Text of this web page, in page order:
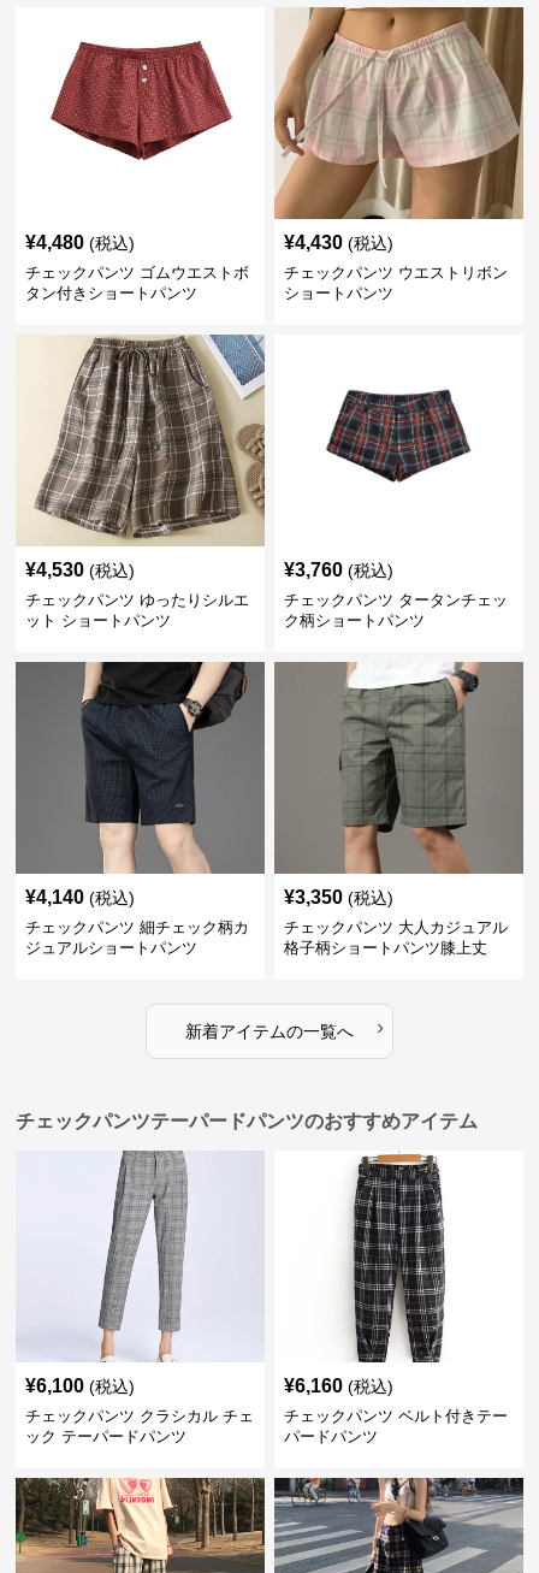
¥4,480 (税込)
チェックパンツ ゴムウエストボ
タン付きショートパンツ
¥4,430 (税込)
チェックパンツ ウエストリボン
ショートパンツ
¥4,530 (税込)
チェックパンツ ゆったりシルエ
ット ショートパンツ
¥3,760 (税込)
チェックパンツ タータンチェッ
ク柄ショートパンツ
¥4,140 (税込)
チェックパンツ 細チェック柄カ
ジュアルショートパンツ
¥3,350 (税込)
チェックパンツ 大人カジュアル
格子柄ショートパンツ膝上丈
新着アイテムの一覧へ ›
チェックパンツテーパードパンツのおすすめアイテム
¥6,100 (税込)
チェックパンツ クラシカル チェ
ック テーパードパンツ
¥6,160 (税込)
チェックパンツ ベルト付きテー
パードパンツ